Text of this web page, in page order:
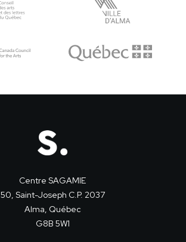
Centre SAGAMIE
50, Saint-Joseph C.P. 2037
Alma, Québec
G8B 5W1